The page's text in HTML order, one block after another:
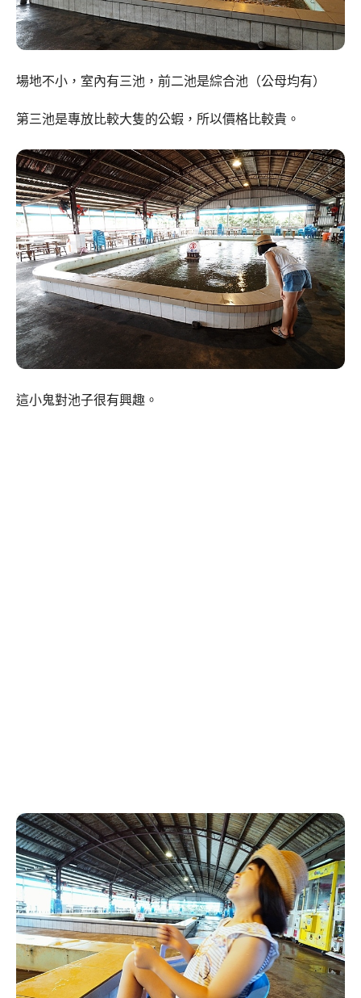
場地不小，室內有三池，前二池是綜合池（公母均有）
第三池是專放比較大隻的公蝦，所以價格比較貴。
這小鬼對池子很有興趣。